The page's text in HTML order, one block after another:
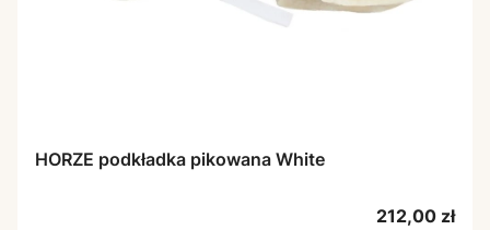
HORZE podkładka pikowana White
Cena
212,00 zł